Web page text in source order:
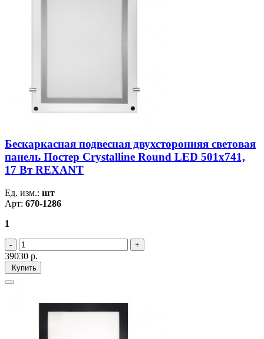
Бескаркасная подвесная двухсторонняя световая
панель Постер Crystalline Round LED 501х741,
17 Вт REXANT
Ед. изм.: шт
Арт: 670-1286
1
39030 р.
Купить